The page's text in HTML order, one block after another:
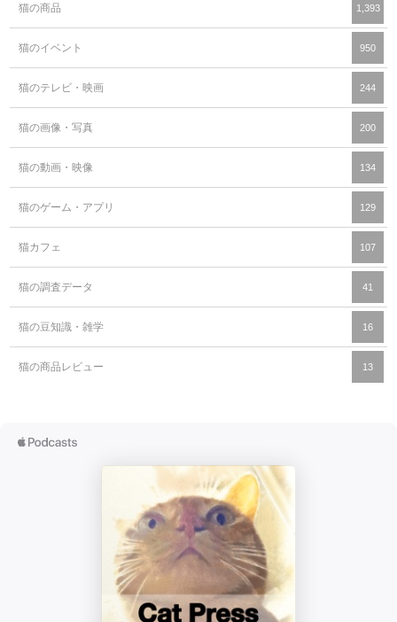
猫の商品 1,393
猫のイベント 950
猫のテレビ・映画 244
猫の画像・写真 200
猫の動画・映像 134
猫のゲーム・アプリ 129
猫カフェ 107
猫の調査データ 41
猫の豆知識・雑学 16
猫の商品レビュー 13